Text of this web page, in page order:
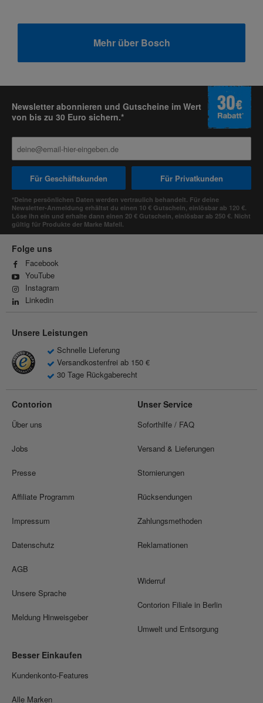
Mehr über Bosch
Newsletter abonnieren und Gutscheine im Wert
von bis zu 30 Euro sichern.*
Für Geschäftskunden Für Privatkunden
*Deine persönlichen Daten werden vertraulich behandelt. Für deine
Newsletter-Anmeldung erhältst du einen 10 € Gutschein, einlösbar ab 120 €.
Löse ihn ein und erhalte dann einen 20 € Gutschein, einlösbar ab 250 €. Nicht
gültig für Produkte der Marke Mafell.
Folge uns
Facebook
YouTube
Instagram
Linkedin
Unsere Leistungen
Schnelle Lieferung
Versandkostenfrei ab 150 €
30 Tage Rückgaberecht
Contorion
Über uns
Jobs
Presse
Affiliate Programm
Impressum
Datenschutz
AGB
Unsere Sprache
Meldung Hinweisgeber
Unser Service
Soforthilfe / FAQ
Versand & Lieferungen
Stornierungen
Rücksendungen
Zahlungsmethoden
Reklamationen
Widerruf
Contorion Filiale in Berlin
Umwelt und Entsorgung
Besser Einkaufen
Kundenkonto-Features
Alle Marken